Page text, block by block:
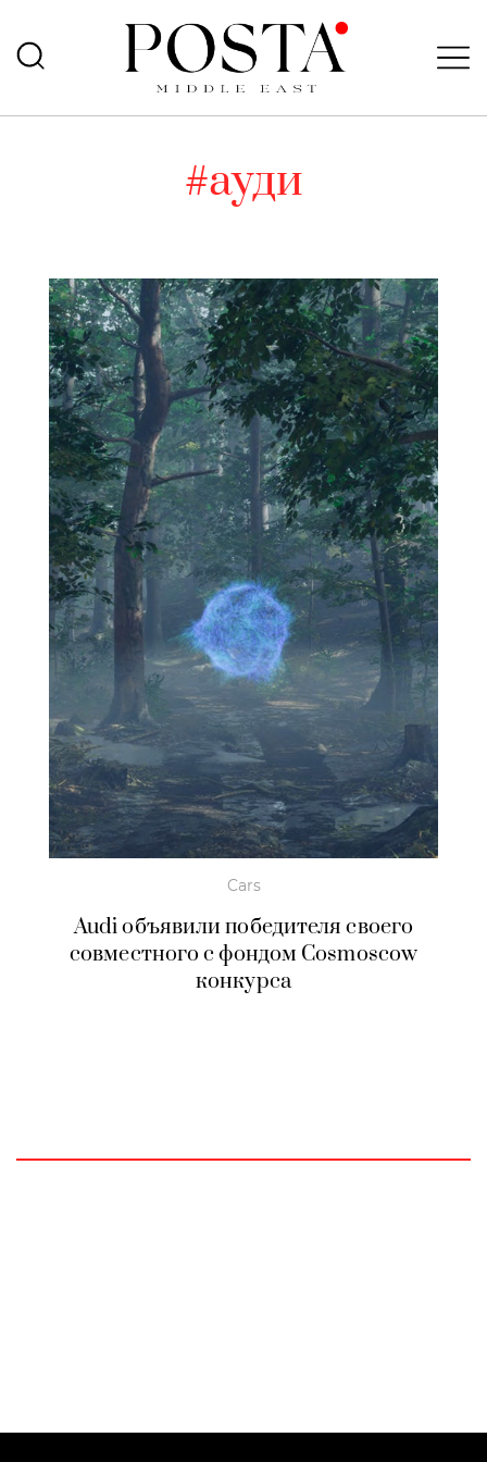
#ауди
Cars
Audi объявили победителя своего
совместного с фондом Cosmoscow
конкурса